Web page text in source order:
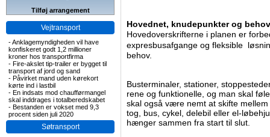
Tilføj arrangement
Vejtransport
-Anklagemyndigheden vil have
konfiskeret godt 1,2 millioner
kroner hos transportfirma
- Fire-akslet tip-trailer er bygget til
transport af jord og sand
- Påvirket mand uden kørekort
kørte ind i lastbil
- En indsats mod chaufførmangel
skal inddrages i totalberedskabet
- Bestanden er vokset med 9,3
procent siden juli 2020
Søtransport
Hovednet, knudepunkter og
Hovedoverskrifterne i planen er
expresbusafgange og fleksible
behov.
Busterminaler, stationer,
rene og funktionelle, og man skal
skal også være nemt at skifte
tog, bus, cykel, delebil eller el-
hænger sammen fra start til slut.